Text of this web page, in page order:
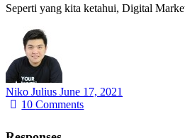
Seperti yang kita ketahui, Digital
Niko Julius June 17, 2021
10Comments